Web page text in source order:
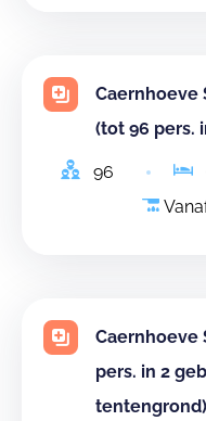
Caernhoeve
(tot 96 pers.
96
Caernhoeve
pers. in 2
tentengrond)